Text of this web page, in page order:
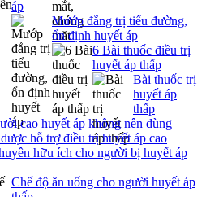
áp
Mướp đắng trị tiểu đường,
ổn định huyết áp
6 Bài thuốc điều trị
huyết áp thấp
Bài thuốc trị
huyết áp
thấp
cao huyết áp không nên dùng
hỗ trợ điều trị huyết áp cao
hữu ích cho người bị huyết áp
Chế độ ăn uống cho người huyết áp